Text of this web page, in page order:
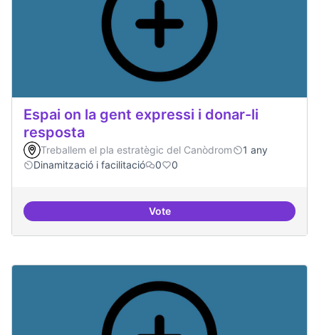
Espai on la gent expressi i donar-li
resposta
Treballem el pla estratègic del Canòdrom
1 any
Dinamització i facilitació
0 0
VoteEspai on la gent expressi i